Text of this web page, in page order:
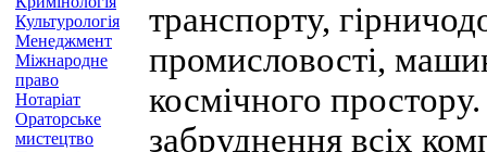
Культурологія
Менеджмент
Міжнародне
право
Нотаріат
Ораторське
мистецтво
транспорту,
промисловості,
космічного
забруднення всіх